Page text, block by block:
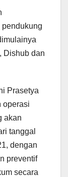
Dishub dan
Prasetya
operasi
akan
tanggal
dengan
preventif
secara